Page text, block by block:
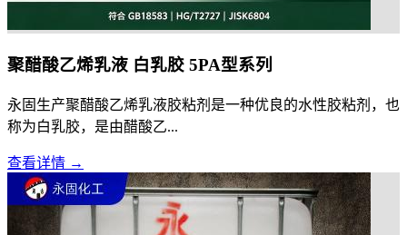
聚醋酸乙烯乳液 白乳胶 5PA型系列
永固生产聚醋酸乙烯乳液胶粘剂是一种优良的水性胶粘剂，也
称为白乳胶，是由醋酸乙...
查看详情 →